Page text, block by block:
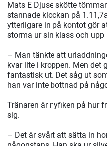
Mats E Djuse skötte
stannade klockan på
ytterligare in på kontot gör
storma ur sin klass och upp
– Man tänkte att
kvar lite i kroppen. Men det
fantastisk ut. Det såg ut
han var inte bottnad på
Tränaren är nyfiken på hur
sig.
– Det är svårt att sätta in